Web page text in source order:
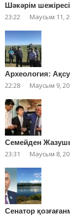
Шәкәрім
23:22 Маусым 11,
Археология:
22:28 Маусым 9,
Cемейден
23:31 Маусым 8,
Сенатор